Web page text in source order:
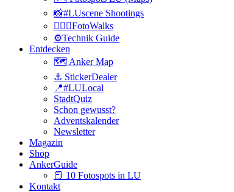
📸#LUscene Shootings
🚶🏻‍♂️FotoWalks
⚙️Technik Guide
Entdecken
🗺️ Anker Map
⚓️ StickerDealer
📍#LULocal
StadtQuiz
Schon gewusst?
Adventskalender
Newsletter
Magazin
Shop
AnkerGuide
📕 10 Fotospots in LU
Kontakt